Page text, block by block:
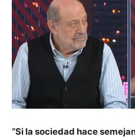
“Si la sociedad hace